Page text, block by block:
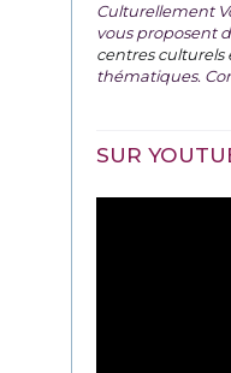
Culturellement
vous proposent
centres culturels
thématiques.
SUR